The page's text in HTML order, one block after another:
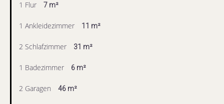
1 Flur 7 m²
1 Ankleidezimmer 11 m²
2 Schlafzimmer 31 m²
1 Badezimmer 6 m²
2 Garagen 46 m²